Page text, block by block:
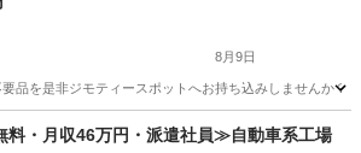
8月9日
是非ジモティースポットへお持ち込みしませんか？
パックマン
・月収46万円・派遣社員≫自動車系工場